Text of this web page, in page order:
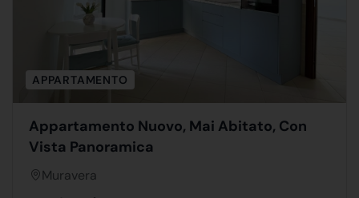
APPARTAMENTO
Appartamento Nuovo, Mai Abitato, Con
Vista Panoramica
Muravera